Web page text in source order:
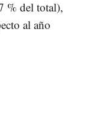
% del total),
al año